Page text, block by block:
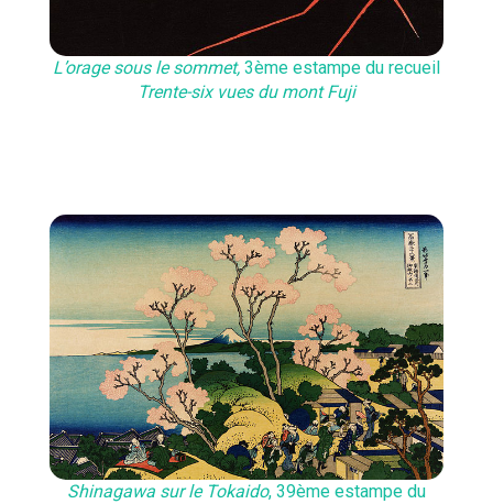
L’orage sous le sommet,3ème estampe du recueil
Trente-six vues du mont Fuji
Shinagawa sur le Tokaido, 39ème estampe du